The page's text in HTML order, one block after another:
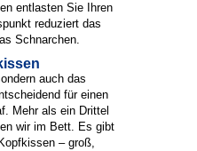
entlasten Sie Ihren
reduziert das
Schnarchen.
auch das
für einen
Mehr als ein Drittel
wir im Bett. Es gibt
– groß,